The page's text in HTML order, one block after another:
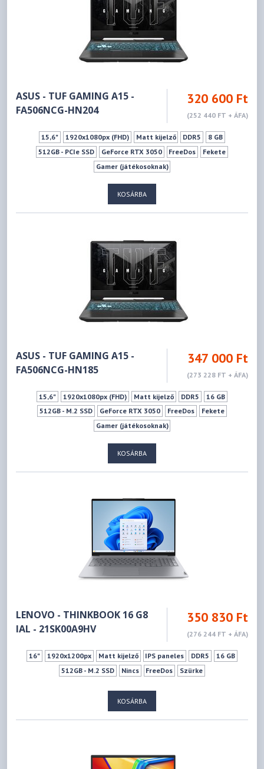
ASUS - TUF GAMING A15 -
FA506NCG-HN204
320 600 Ft
(252 440 FT + ÁFA)
15,6" 1920x1080px (FHD) Matt kijelző DDR5
8 GB
512GB - PCIe SSD
GeForce RTX 3050 FreeDos
Fekete
Gamer (játékosoknak)
KOSÁRBA
ASUS - TUF GAMING A15 -
FA506NCG-HN185
347 000 Ft
(273 228 FT + ÁFA)
15,6" 1920x1080px (FHD) Matt kijelző DDR5
16 GB
512GB - M.2 SSD
GeForce RTX 3050 FreeDos
Fekete
Gamer (játékosoknak)
KOSÁRBA
LENOVO - THINKBOOK 16 G8
IAL - 21SK00A9HV
350 830 Ft
(276 244 FT + ÁFA)
16" 1920x1200px Matt kijelző IPS paneles DDR5
16 GB
512GB - M.2 SSD
Nincs FreeDos Szürke
KOSÁRBA